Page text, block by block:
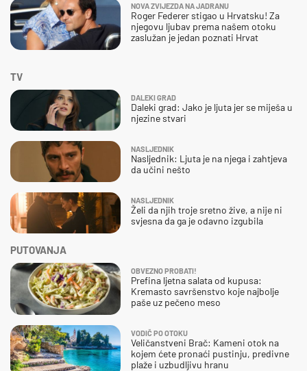
NOVA ZVIJEZDA NA JADRANU
Roger Federer stigao u Hrvatsku! Za
njegovu ljubav prema našem otoku
zaslužan je jedan poznati Hrvat
TV
DALEKI GRAD
Daleki grad: Jako je ljuta jer se miješa u
njezine stvari
NASLJEDNIK
Nasljednik: Ljuta je na njega i zahtjeva
da učini nešto
NASLJEDNIK
Želi da njih troje sretno žive, a nije ni
svjesna da ga je odavno izgubila
PUTOVANJA
OBVEZNO PROBATI!
Prefina ljetna salata od kupusa:
Kremasto savršenstvo koje najbolje
paše uz pečeno meso
VODIČ PO OTOKU
Veličanstveni Brač: Kameni otok na
kojem ćete pronaći pustinju, predivne
plaže i uzbudljivu hranu